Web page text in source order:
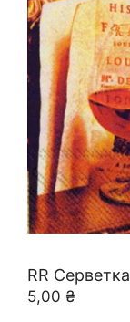
RR
5,00 ₴